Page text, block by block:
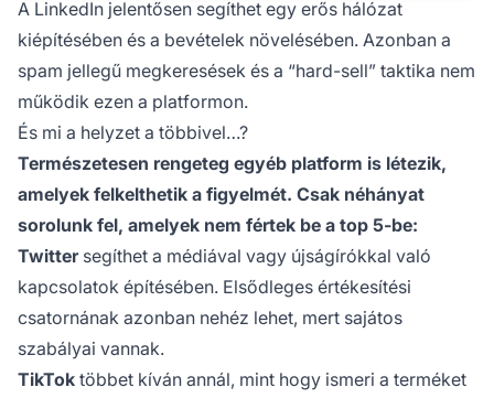
A LinkedIn jelentősen segíthet egy erős hálózat
kiépítésében és a bevételek növelésében. Azonban a
spam jellegű megkeresések és a “hard-sell” taktika nem
működik ezen a platformon.
És mi a helyzet a többivel…?
Természetesen rengeteg egyéb platform is létezik,
amelyek felkelthetik a figyelmét. Csak néhányat
sorolunk fel, amelyek nem fértek be a top 5-be:
Twittersegíthet a médiával vagy újságírókkal való
kapcsolatok építésében. Elsődleges értékesítési
csatornának azonban nehéz lehet, mert sajátos
szabályai vannak.
TikTok többet kíván annál, mint hogy ismeri a terméket